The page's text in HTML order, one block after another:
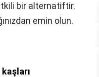
bir alternatiftir.
emin olun.